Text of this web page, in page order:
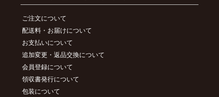
ご注文について
配送料・お届けについて
お支払いについて
追加変更・返品交換について
会員登録について
領収書発行について
包装について